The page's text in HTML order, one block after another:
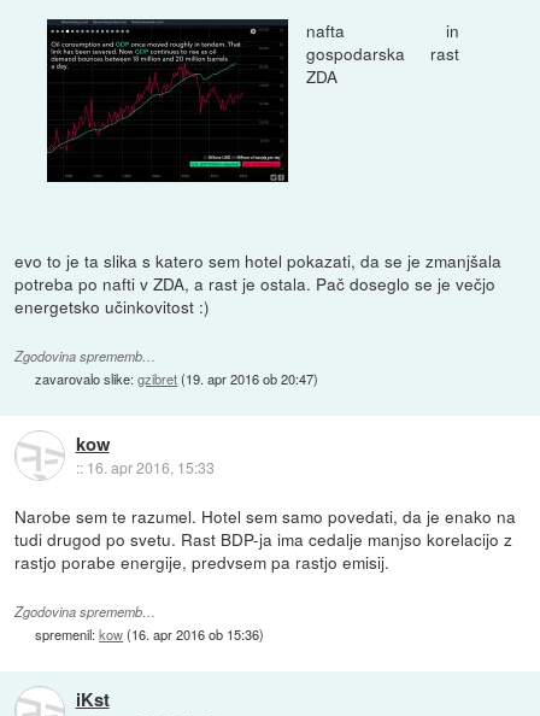
nafta in
gospodarska rast
ZDA
evo to je ta slika s katero sem hotel pokazati, da se je zmanjšala
potreba po nafti v ZDA, a rast je ostala. Pač doseglo se je večjo
energetsko učinkovitost :)
Zgodovina sprememb…
zavarovalo slike:gzibret(19. apr 2016 ob 20:47)
kow
:: 16. apr 2016, 15:33
Narobe sem te razumel. Hotel sem samo povedati, da je enako na
tudi drugod po svetu. Rast BDP-ja ima cedalje manjso korelacijo z
rastjo porabe energije, predvsem pa rastjo emisij.
Zgodovina sprememb…
spremenil:kow(16. apr 2016 ob 15:36)
iKst